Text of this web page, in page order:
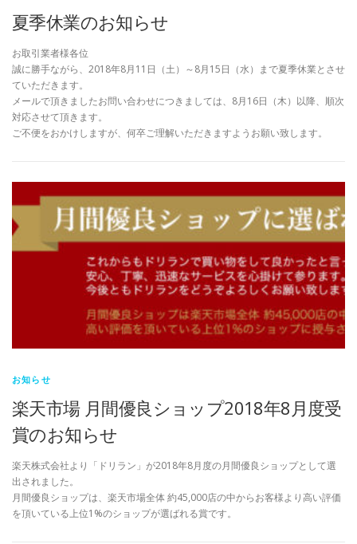
夏季休業のお知らせ
お取引業者様各位
誠に勝手ながら、2018年8月11日（土）～8月15日（水）まで夏季休業とさせ
ていただきます。
メールで頂きましたお問い合わせにつきましては、8月16日（木）以降、順次
対応させて頂きます。
ご不便をおかけしますが、何卒ご理解いただきますようお願い致します。
お知らせ
楽天市場 月間優良ショップ2018年8月度受
賞のお知らせ
楽天株式会社より「ドリラン」が2018年8月度の月間優良ショップとして選
出されました。
月間優良ショップは、楽天市場全体 約45,000店の中からお客様より高い評価
を頂いている上位1%のショップが選ばれる賞です。